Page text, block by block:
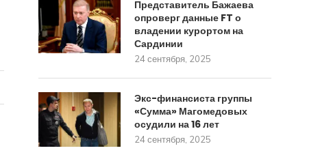
Представитель Бажаева
опроверг данные FT о
владении курортом на
Сардинии
24 сентября, 2025
Экс-финансиста группы
«Сумма» Магомедовых
осудили на 16 лет
24 сентября, 2025